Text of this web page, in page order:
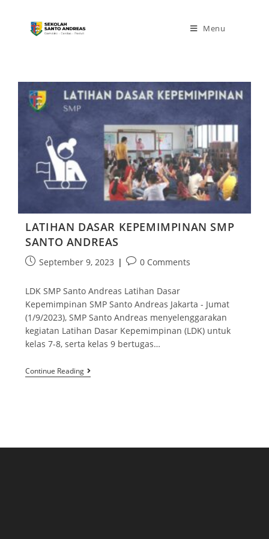
Menu
LATIHAN DASAR KEPEMIMPINAN SMP
SANTO ANDREAS
September 9, 2023 0 Comments
LDK SMP Santo Andreas Latihan Dasar
Kepemimpinan SMP Santo Andreas Jakarta - Jumat
(1/9/2023), SMP Santo Andreas menyelenggarakan
kegiatan Latihan Dasar Kepemimpinan (LDK) untuk
kelas 7-8, serta kelas 9 bertugas…
Continue Reading